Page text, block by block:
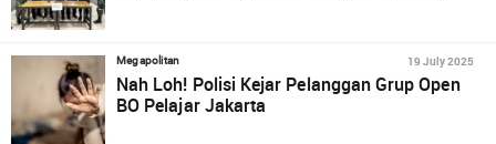
Megapolitan 19 July 2025
Nah Loh! Polisi Kejar Pelanggan Grup Open
BO Pelajar Jakarta